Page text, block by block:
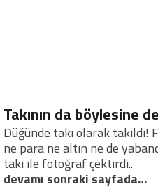
Takının da böylesine
Düğünde takı olarak
ne para ne altın ne de
takı ile fotoğraf çektirdi..
devamı sonraki sayfada…